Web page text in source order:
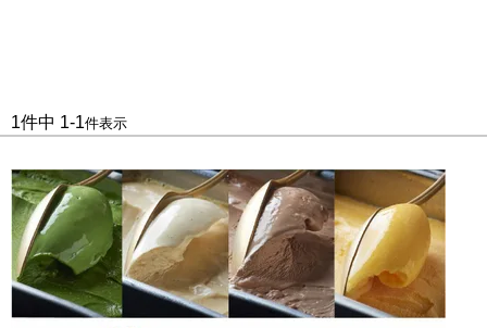
1件中 1-1件表示